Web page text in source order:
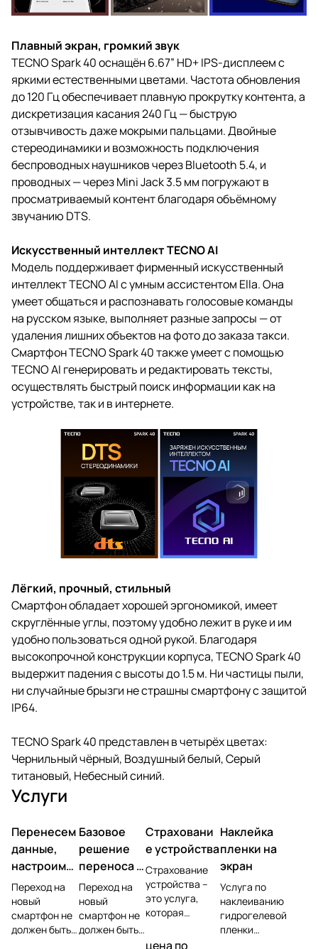
Плавный экран, громкий звук
TECNO Spark 40 оснащён 6.67” HD+ IPS-дисплеем с
яркими естественными цветами. Частота обновления
до 120 Гц обеспечивает плавную прокрутку контента, а
дискретизация касания 240 Гц — быструю
отзывчивость даже мокрыми пальцами. Двойные
стереодинамики и возможность подключения
беспроводных наушников через Bluetooth 5.4, и
проводных — через Mini Jack 3.5 мм погружают в
просматриваемый контент благодаря объёмному
звучанию DTS.
Искусственный интеллект TECNO AI
Модель поддерживает фирменный искусственный
интеллект TECNO AI с умным ассистентом Ella. Она
умеет общаться и распознавать голосовые команды
на русском языке, выполняет разные запросы — от
удаления лишних объектов на фото до заказа такси.
Смартфон TECNO Spark 40 также умеет с помощью
TECNO AI генерировать и редактировать тексты,
осуществлять быстрый поиск информации как на
устройстве, так и в интернете.
Лёгкий, прочный, стильный
Смартфон обладает хорошей эргономикой, имеет
скруглённые углы, поэтому удобно лежит в руке и им
удобно пользоваться одной рукой. Благодаря
высокопрочной конструкции корпуса, TECNO Spark 40
выдержит падения с высоты до 1.5 м. Ни частицы пыли,
ни случайные брызги не страшны смартфону с защитой
IP64.
TECNO Spark 40 представлен в четырёх цветах:
Чернильный чёрный, Воздушный белый, Серый
титановый, Небесный синий.
Услуги
Перенесем
данные,
настроим
учетную
запись,
установим
ПО
Переход на
новый
смартфон не
должен быть
Базовое
решение
переноса и
настройки
Переход на
новый
смартфон не
должен быть
Страховани
е устройства
Страхование
устройства –
это услуга,
которая
защитить
цена по
Наклейка
пленки на
экран
Услуга по
наклеиванию
гидрогелевой
пленки